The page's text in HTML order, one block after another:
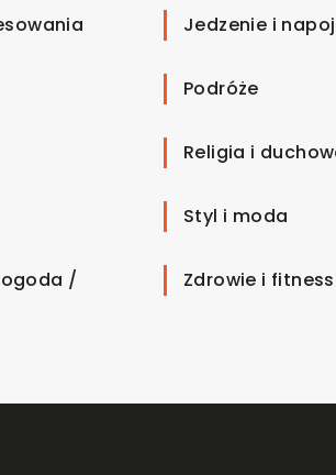
Jedzenie i
Podróże
Religia i
Styl i moda
/
Zdrowie i fitness